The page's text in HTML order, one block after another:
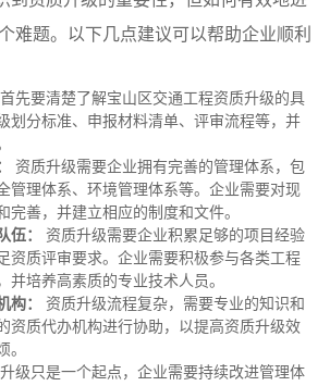
难题。以下几点建议可以帮助企业顺利
首先要清楚了解宝山区交通工程资质升级的具
划分标准、申报材料清单、评审流程等，并
资质升级需要企业拥有完善的管理体系，包
管理体系、环境管理体系等。企业需要对现
完善，并建立相应的制度和文件。
伍：
资质升级需要企业积累足够的项目经验
资质评审要求。企业需要积极参与各类工程
并培养高素质的专业技术人员。
构：
资质升级流程复杂，需要专业的知识和
资质代办机构进行协助，以提高资质升级效
。
级只是一个起点，企业需要持续改进管理体